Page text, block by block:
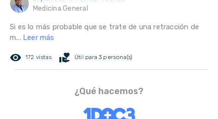
Medicina General
Si es lo más probable que se trate de una retracción de
m... Leer más
remove_red_eye 172 vistas volunteer_activism Útil para 3 persona(s)
¿Qué hacemos?